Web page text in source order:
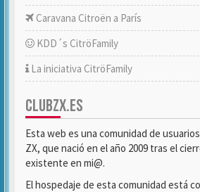
Caravana Citroën a París
KDD´s CitröFamily
La iniciativa CitröFamily
CLUBZX.ES
Esta web es una comunidad de
ZX, que nació en el año 2009 tras el
existente en mi@.
El hospedaje de esta comunidad está